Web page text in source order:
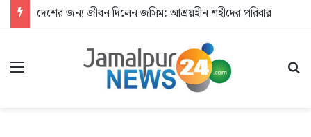
দেশের জন্য জীবন দিলেন জসিম: আশ্রয়হীন শহীদের পরিবার
Menu